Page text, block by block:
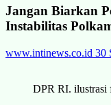
Jangan Biarkan
Instabilitas
www.intinews.co.id 30
DPR RI. ilustrasi